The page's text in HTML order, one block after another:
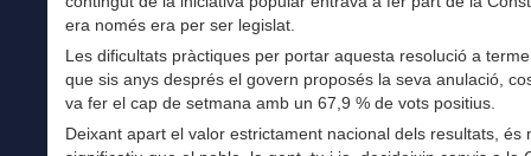
era només era per ser legislat.
Les dificultats pràctiques per portar aquesta resolució a
que sis anys després el govern proposés la seva anulació,
va fer el cap de setmana amb un 67,9 % de vots positius.
Deixant apart el valor estrictament nacional dels resultats, és